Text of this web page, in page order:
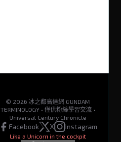
© 2026 冰之都高達網 GUNDAM
TERMINOLOGY • 僅供粉絲學習交流 •
Universal Century Chronicle
Facebook X Instagram
Like a Unicorn in the cockpit